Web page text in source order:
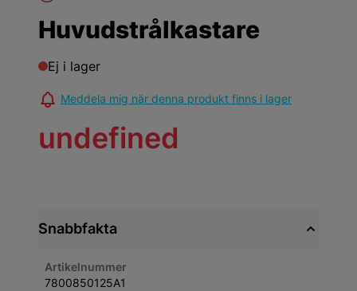
Huvudstrålkastare
Ej i lager
Meddela mig när denna produkt finns i lager
undefined
Snabbfakta
Artikelnummer
7800850125A1